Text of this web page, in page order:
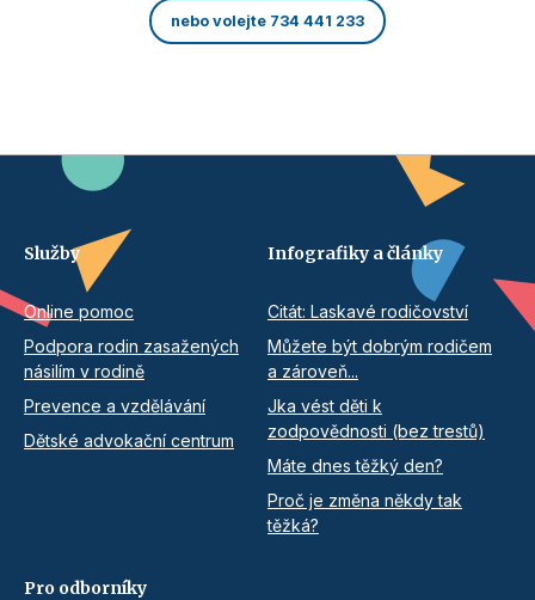
nebo volejte 734 441 233
Služby
Online pomoc
Podpora rodin zasažených
násilím v rodině
Prevence a vzdělávání
Dětské advokační centrum
Infografiky a články
Citát: Laskavé rodičovství
Můžete být dobrým rodičem
a zároveň...
Jka vést děti k
zodpovědnosti (bez trestů)
Máte dnes těžký den?
Proč je změna někdy tak
těžká?
Pro odborníky